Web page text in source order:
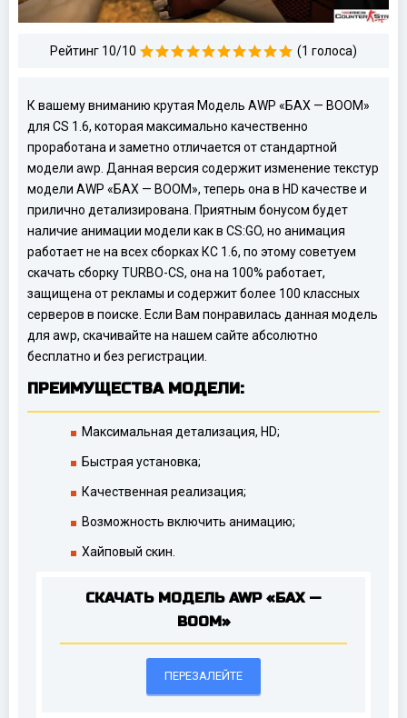
Рейтинг 10/10 (1 голоса)
К вашему вниманию крутая Модель AWP «БАХ — BOOM»
для CS 1.6, которая максимально качественно
проработана и заметно отличается от стандартной
модели awp. Данная версия содержит изменение текстур
модели AWP «БАХ — BOOM», теперь она в HD качестве и
прилично детализирована. Приятным бонусом будет
наличие анимации модели как в CS:GO, но анимация
работает не на всех сборках КС 1.6, по этому советуем
скачать сборку TURBO-CS, она на 100% работает,
защищена от рекламы и содержит более 100 классных
серверов в поиске. Если Вам понравилась данная модель
для awp, скачивайте на нашем сайте абсолютно
бесплатно и без регистрации.
ПРЕИМУЩЕСТВА МОДЕЛИ:
Максимальная детализация, HD;
Быстрая установка;
Качественная реализация;
Возможность включить анимацию;
Хайповый скин.
СКАЧАТЬ МОДЕЛЬ AWP «БАХ —
BOOM»
ПЕРЕЗАЛЕЙТЕ